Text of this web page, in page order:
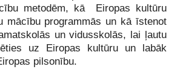
metodēm, kā Eiropas kultūru
mācību programmās un kā īstenot
un vidusskolās, lai ļautu
uz Eiropas kultūru un labāk
pilsonību.